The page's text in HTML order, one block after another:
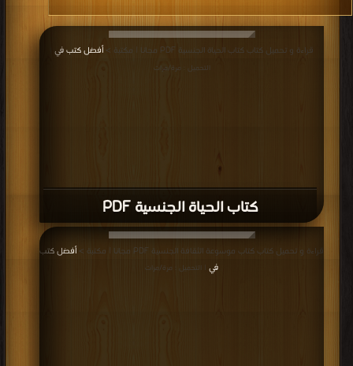
كتاب الحياة الجنسية PDF
قراءة و تحميل كتاب كتاب الحياة الجنسية PDF مجانا | مكتبة > أفضل كتب في
التحميل : مرة/مرات
قراءة و تحميل كتاب كتاب موسوعة الثقافة الجنسية PDF مجانا | مكتبة >
أفضل كتب
في
| التحميل : مرة/مرات